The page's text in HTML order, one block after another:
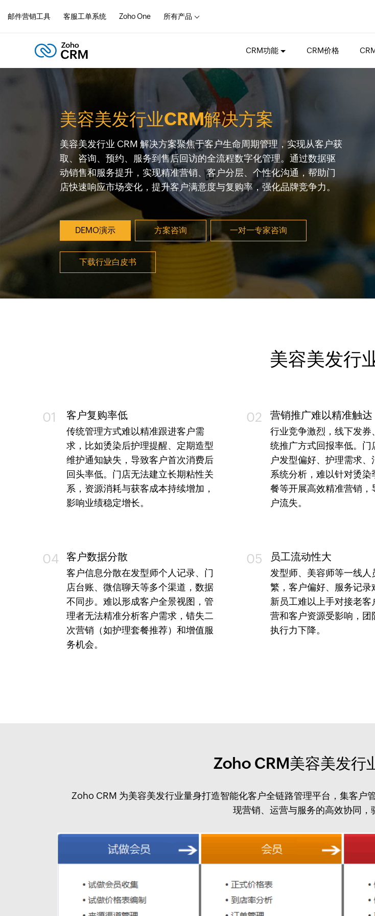
邮件营销工具 客服工单系统 Zoho One 所有产品
CRM功能 CRM价格
美容美发行业CRM解决方案
美容美发行业 CRM 解决方案聚焦于客户生命周期管理，实现从客户获
取、咨询、预约、服务到售后回访的全流程数字化管理。通过数据驱
动销售和服务提升，实现精准营销、客户分层、个性化沟通，帮助门
店快速响应市场变化，提升客户满意度与复购率，强化品牌竞争力。
DEMO演示 方案咨询 一对一专家咨询
下载行业白皮书
美容美发行
01 客户复购率低
传统管理方式难以精准跟进客户需
求，比如烫染后护理提醒、定期造型
维护通知缺失，导致客户首次消费后
回头率低。门店无法建立长期粘性关
系，资源消耗与获客成本持续增加，
影响业绩稳定增长。
02 营销推广难以精准触达
行业竞争激烈，线下发券
统推广方式回报率低。门
户发型偏好、护理需求、
系统分析，难以针对烫染
餐等开展高效精准营销，
户流失。
04 客户数据分散
客户信息分散在发型师个人记录、门
店台账、微信聊天等多个渠道，数据
不同步。难以形成客户全景视图，管
理者无法精准分析客户需求，错失二
次营销（如护理套餐推荐）和增值服
务机会。
05 员工流动性大
发型师、美容师等一线人
繁，客户偏好、服务记录
新员工难以上手对接老客
营和客户资源受影响，团
执行力下降。
Zoho CRM美容美发行
Zoho CRM 为美容美发行业量身打造智能化客户全链路管理平台，集客户
现营销、运营与服务的高效协同，